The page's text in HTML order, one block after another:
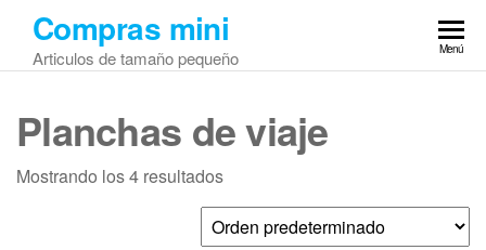
Saltar
contenido
Compras mini
Articulos de tamaño pequeño Menú
Planchas de viaje
Mostrando los 4 resultados